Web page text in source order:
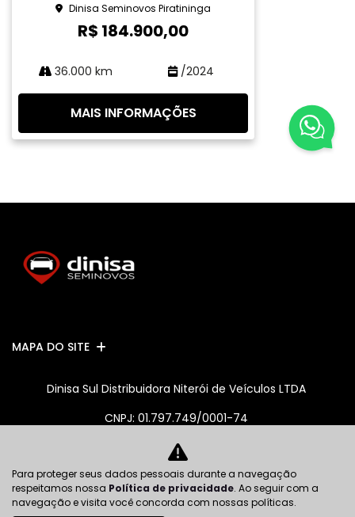
Dinisa Seminovos Piratininga
R$ 184.900,00
36.000 km /2024
MAIS INFORMAÇÕES
MAPA DO SITE
Dinisa Sul Distribuidora Niterói de Veículos LTDA
CNPJ: 01.797.749/0001-74
No trânsito, enxergar o outro salva vidas.
Para proteger seus dados pessoais durante a navegação
respeitamos nossa Política de privacidade. Ao seguir com a
navegação e visita você concorda com nossas políticas.